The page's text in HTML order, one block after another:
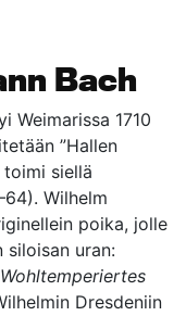
Bach
Weimarissa 1710
”Hallen
toimi siellä
Wilhelm
poika, jolle
siloisan uran:
Wohltemperiertes
Dresdeniin